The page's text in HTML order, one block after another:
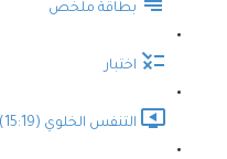
بطاقة ملخص
اختبار
التنفس الخلوي (15:19)